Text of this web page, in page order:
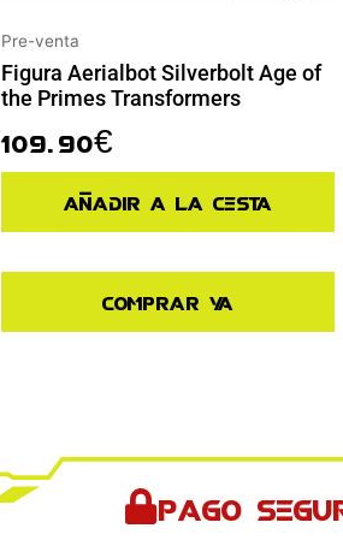
Pre-venta
Figura Aerialbot Silverbolt Age of
the Primes Transformers
109.90€
Añadir a la cesta
Comprar ya
Pago